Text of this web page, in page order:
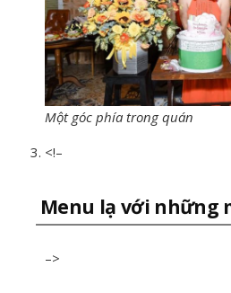
Một góc phía trong quán
<!–
Menu lạ với những
–>